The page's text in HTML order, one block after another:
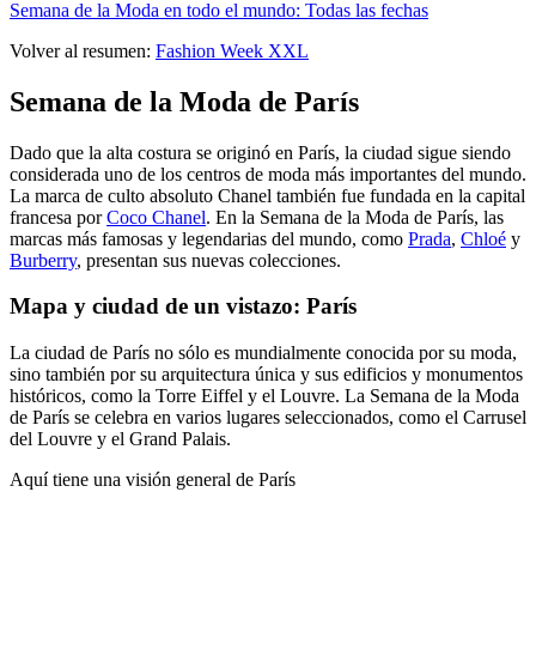
Semana de la Moda en todo el mundo: Todas las fechas
Volver al resumen: Fashion Week XXL
Semana de la Moda de París
Dado que la alta costura se originó en París, la ciudad sigue siendo
considerada uno de los centros de moda más importantes del mundo.
La marca de culto absoluto Chanel también fue fundada en la capital
francesa porCoco Chanel. En la Semana de la Moda de París, las
marcas más famosas y legendarias del mundo, como Prada, Chloé y
Burberry, presentan sus nuevas colecciones.
Mapa y ciudad de un vistazo: París
La ciudad de París no sólo es mundialmente conocida por su moda,
sino también por su arquitectura única y sus edificios y monumentos
históricos, como la Torre Eiffel y el Louvre. La Semana de la Moda
de París se celebra en varios lugares seleccionados, como el Carrusel
del Louvre y el Grand Palais.
Aquí tiene una visión general de París